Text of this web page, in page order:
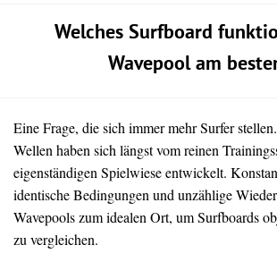
Welches Surfboard
Wavepool am
Eine Frage, die sich immer mehr Surfer
Wellen haben sich längst vom reinen
eigenständigen Spielwiese entwickelt.
identische Bedingungen und unzählige
Wavepools zum idealen Ort, um Surfboards
zu vergleichen.